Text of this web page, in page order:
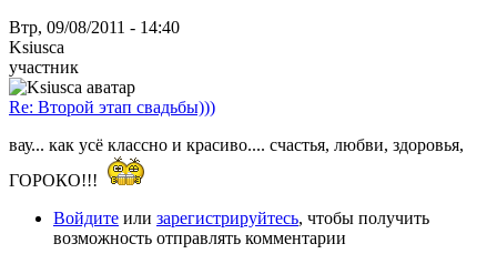
Втр, 09/08/2011 - 14:40
Ksiusca
участник
Re: Второй этап свадьбы)))
вау... как усё классно и красиво.... счастья, любви, здоровья,
ГОРОКО!!!
Войдите или зарегистрируйтесь, чтобы получить
возможность отправлять комментарии